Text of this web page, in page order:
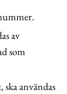
av
som
användas